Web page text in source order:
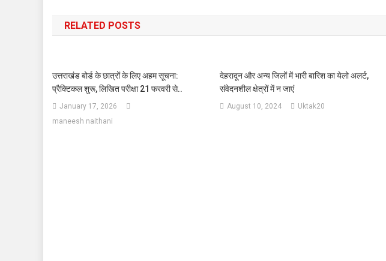
navigation
RELATED POSTS
उत्तराखंड बोर्ड के छात्रों के लिए अहम सूचना:
प्रैक्टिकल शुरू, लिखित परीक्षा 21 फरवरी से..
January 17, 2026
maneesh naithani
देहरादून और अन्य जिलों में भारी बारिश का येलो अलर्ट,
संवेदनशील क्षेत्रों में न जाएं
August 10, 2024 Uktak20